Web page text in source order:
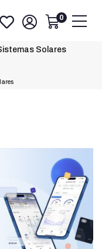
0
Solares